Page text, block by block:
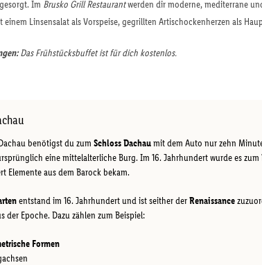
Im Brusko Grill Restaurantwerden dir moderne, mediterrane
einem Linsensalat als Vorspeise, gegrillten Artischockenherzen als
Das Frühstücksbuffet ist für dich kostenlos.
benötigst du zum Schloss Dachaumit dem Auto nur zehn
eine mittelalterliche Burg. Im 16. Jahrhundert wurde es zum
Elemente aus dem Barock bekam.
entstand im 16. Jahrhundert und ist seither derRenaissance
der Epoche. Dazu zählen zum Beispiel:
Formen